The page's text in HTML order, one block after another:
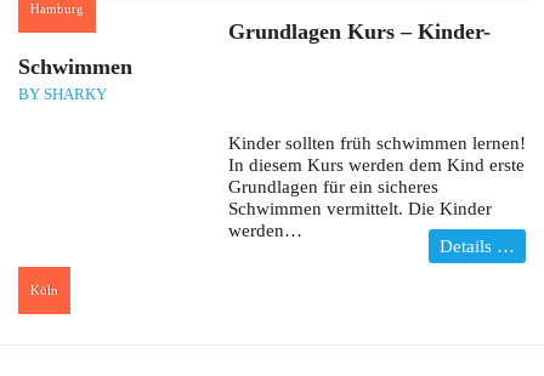
Hamburg
Grundlagen Kurs – Kinder-
Schwimmen
BY SHARKY
Köln
Kinder sollten früh schwimmen lernen!
In diesem Kurs werden dem Kind erste
Grundlagen für ein sicheres
Schwimmen vermittelt. Die Kinder
werden…
Details …